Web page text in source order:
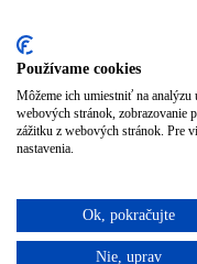
Aromaterapia
Homeopatia
Individuálna
Numerológia
Blog
Podporujeme
Používame cookies
Môžeme ich umiestniť na analýzu
webových stránok, zobrazovanie
zážitku z webových stránok. Pre
nastavenia.
Ok, pokračujte
Nie, uprav